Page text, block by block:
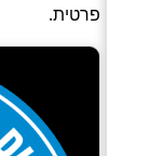
פרטית.